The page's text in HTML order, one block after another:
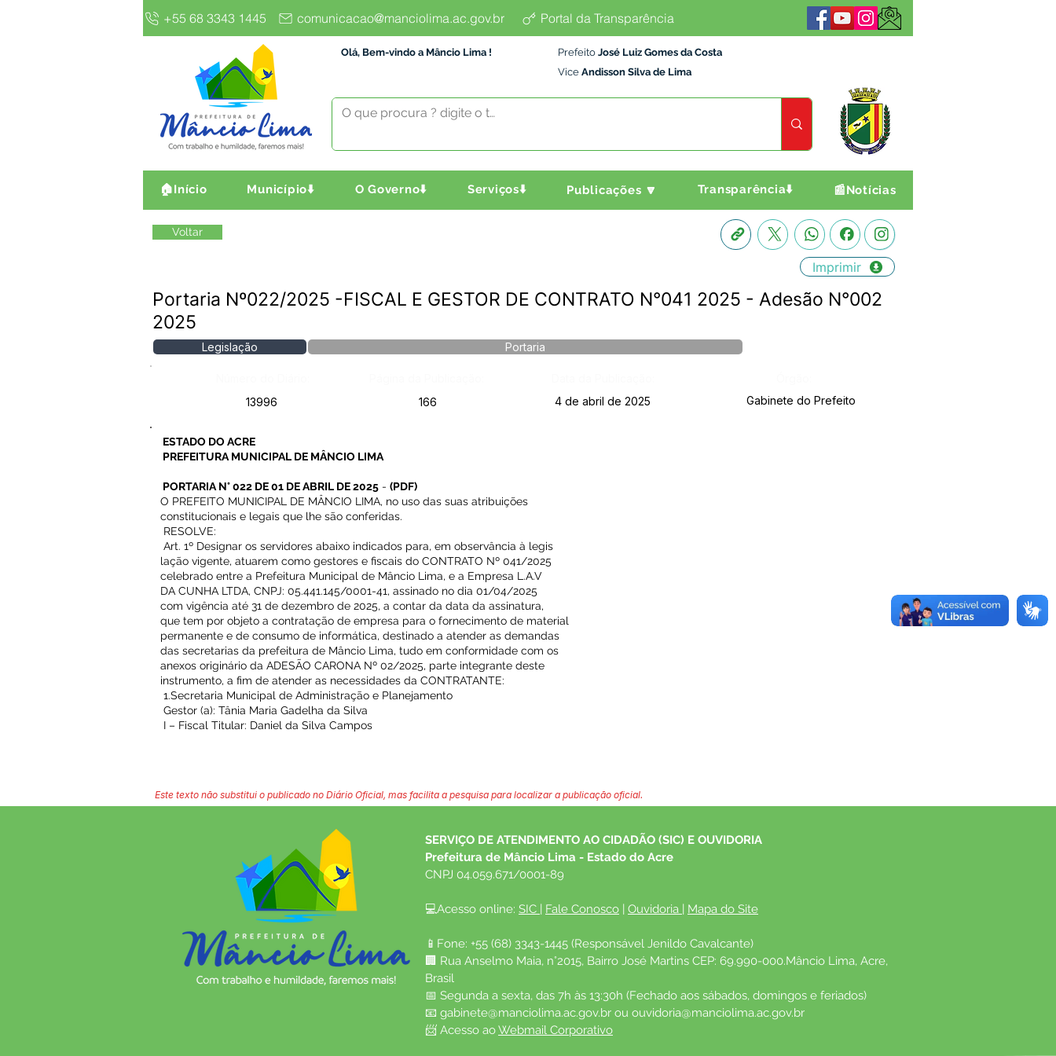
+55 68 3343 1445 comunicacao@manciolima.ac.gov.br Portal da Transparência
Olá, Bem-vindo a Mâncio Lima ! Prefeito José Luiz Gomes da Costa
Vice Andisson Silva de Lima
🏠Início Município⬇️ O Governo⬇️ Serviços⬇️ Publicações 🔽 Transparência⬇️ 📰Notícias
Voltar
Imprimir
Portaria Nº022/2025 -FISCAL E GESTOR DE CONTRATO N°041 2025 - Adesão N°002
2025
Legislação Portaria
13996
166 4 de abril de 2025 Gabinete do Prefeito
ESTADO DO ACRE
PREFEITURA MUNICIPAL DE MÂNCIO LIMA
PORTARIA N° 022 DE 01 DE ABRIL DE 2025 - (PDF)
O PREFEITO MUNICIPAL DE MÂNCIO LIMA, no uso das suas atribuições
constitucionais e legais que lhe são conferidas.
RESOLVE:
Art. 1º Designar os servidores abaixo indicados para, em observância à legis
lação vigente, atuarem como gestores e fiscais do CONTRATO Nº 041/2025
celebrado entre a Prefeitura Municipal de Mâncio Lima, e a Empresa L.A.V
DA CUNHA LTDA, CNPJ: 05.441.145/0001-41, assinado no dia 01/04/2025
com vigência até 31 de dezembro de 2025, a contar da data da assinatura,
que tem por objeto a contratação de empresa para o fornecimento de material
permanente e de consumo de informática, destinado a atender as demandas
das secretarias da prefeitura de Mâncio Lima, tudo em conformidade com os
anexos originário da ADESÃO CARONA Nº 02/2025, parte integrante deste
instrumento, a fim de atender as necessidades da CONTRATANTE:
1.Secretaria Municipal de Administração e Planejamento
Gestor (a): Tânia Maria Gadelha da Silva
I – Fiscal Titular: Daniel da Silva Campos
Este texto não substitui o publicado no Diário Oficial, mas facilita a pesquisa para localizar a publicação oficial.
SERVIÇO DE ATENDIMENTO AO CIDADÃO (SIC) E OUVIDORIA
Prefeitura de Mâncio Lima - Estado do Acre
CNPJ 04.059.671/0001-89
💻Acesso online: SIC | Fale Conosco | Ouvidoria | Mapa do Site
📱Fone: +55 (68) 3343-1445 (Responsável Jenildo Cavalcante)
🏢 Rua Anselmo Maia, n°2015, Bairro José Martins CEP: 69.990-000.Mâncio Lima, Acre,
Brasil
📅 Segunda a sexta, das 7h às 13:30h (Fechado aos sábados, domingos e feriados)
📧 gabinete@manciolima.ac.gov.br ou ouvidoria@manciolima.ac.gov.br
📨 Acesso ao Webmail Corporativo